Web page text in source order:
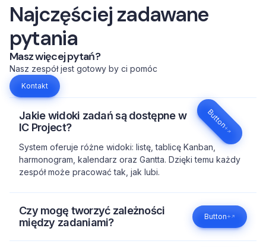
Najczęściej zadawane
pytania
Masz więcej pytań?
Nasz zespół jest gotowy by ci pomóc
Kontakt
Jakie widoki zadań są dostępne w
IC Project?
Button
System oferuje różne widoki: listę, tablicę Kanban,
harmonogram, kalendarz oraz Gantta. Dzięki temu każdy
zespół może pracować tak, jak lubi.
Czy mogę tworzyć zależności
między zadaniami?
Button
Tak! Możesz definiować zależności, priorytety i terminy